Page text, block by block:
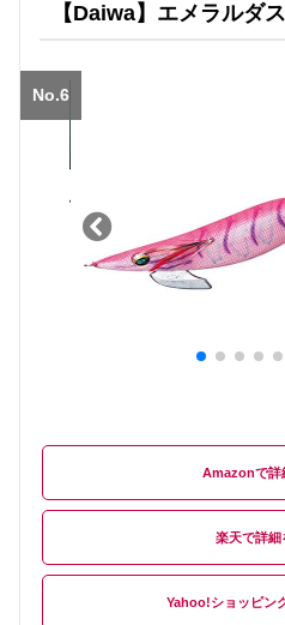
【Daiwa】エメラルダ
No.6
Amazon
楽天
Yahoo!ショッピン